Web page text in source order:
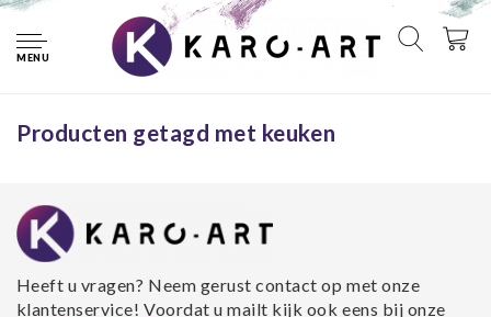
MENU
keuken
Geen producten gevonden!...
Producten getagd met keuken
Heeft u vragen? Neem gerust contact op met onze
klantenservice! Voordat u mailt kijk ook eens bij onze